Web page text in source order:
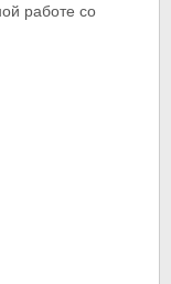
работе со